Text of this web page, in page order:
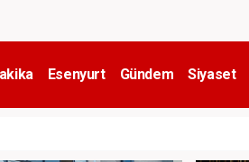
Esenyurt Gündem Siyaset